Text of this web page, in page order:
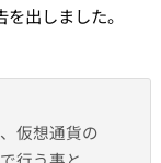
出しました。
仮想通貨の